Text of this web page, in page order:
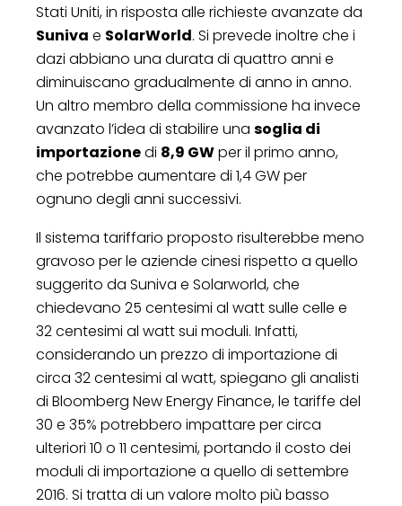
Stati Uniti, in risposta alle richieste avanzate da
Suniva e SolarWorld. Si prevede inoltre che i
dazi abbiano una durata di quattro anni e
diminuiscano gradualmente di anno in anno.
Un altro membro della commissione ha invece
avanzato l’idea di stabilire una soglia di
importazionedi 8,9 GWper il primo anno,
che potrebbe aumentare di 1,4 GW per
ognuno degli anni successivi.
Il sistema tariffario proposto risulterebbe meno
gravoso per le aziende cinesi rispetto a quello
suggerito da Suniva e Solarworld, che
chiedevano 25 centesimi al watt sulle celle e
32 centesimi al watt sui moduli. Infatti,
considerando un prezzo di importazione di
circa 32 centesimi al watt, spiegano gli analisti
di Bloomberg New Energy Finance, le tariffe del
30 e 35% potrebbero impattare per circa
ulteriori 10 o 11 centesimi, portando il costo dei
moduli di importazione a quello di settembre
2016. Si tratta di un valore molto più basso